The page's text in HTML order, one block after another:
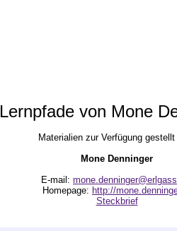
Lernpfade von Mone
Materialien zur Verfügung gestellt
Mone Denninger
E-mail:
Homepage: http://
Steckbrief